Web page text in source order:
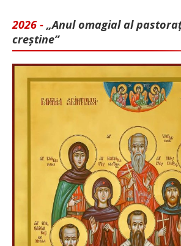
2026 - „Anul omagial al
creștine”